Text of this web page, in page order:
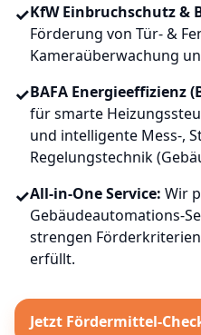
✓KfW Einbruchschutz &
Förderung von Tür- &
Kameraüberwachung
✓BAFA Energieeffizienz
für smarte
und intelligente Mess-,
Regelungstechnik
✓All-in-One Service: Wir
Gebäudeautomations-
strengen Förderkriterien
erfüllt.
Jetzt Fördermittel-